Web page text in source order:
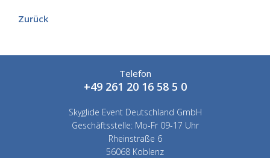
Zurück
Telefon
+49 261 20 16 58 5 0
Skyglide Event Deutschland GmbH
Geschäftsstelle: Mo-Fr 09-17 Uhr
Rheinstraße 6
56068 Koblenz